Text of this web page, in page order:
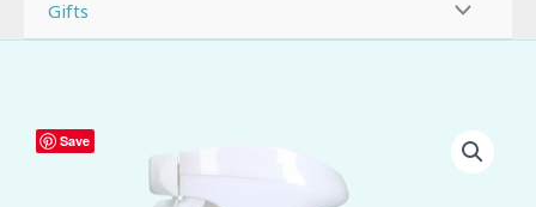
Gifts
Save
Excellent
Horse